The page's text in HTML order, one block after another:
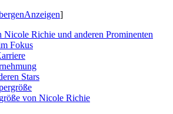
Anzeigen]
Richie und anderen Prominenten
Fokus
Stars
von Nicole Richie